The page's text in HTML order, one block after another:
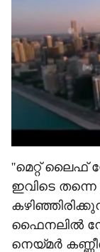
''മെറ്റ് ലൈഫ്
ഇവിടെ
ഫൈനലിൽ
നെയ്മർ